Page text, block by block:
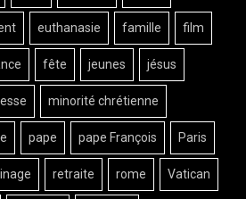
euthanasie famille film
fête jeunes jésus
minorité chrétienne
pape pape François Paris
retraite rome Vatican